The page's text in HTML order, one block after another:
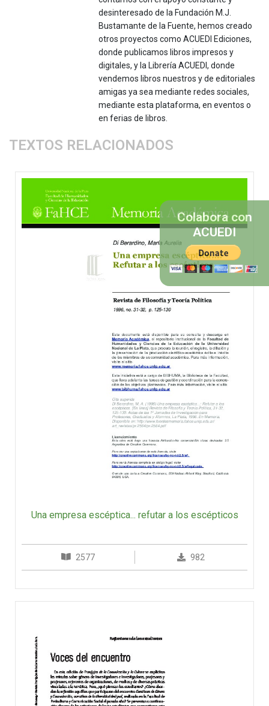
desinteresado de la Fundación M.J.
Bustamante de la Fuente, hemos creado
otros proyectos como ACUEDI Ediciones,
donde publicamos libros impresos y
digitales, y la Librería ACUEDI, donde
vendemos libros nuestros y de editoriales
amigas ya sea mediante redes sociales,
mediante esta plataforma, en eventos o
en ferias de libros.
TEXTOS RELACIONADOS
Una empresa escéptica... refutar a los escépticos
2577 982
Colabora con
ACUEDI